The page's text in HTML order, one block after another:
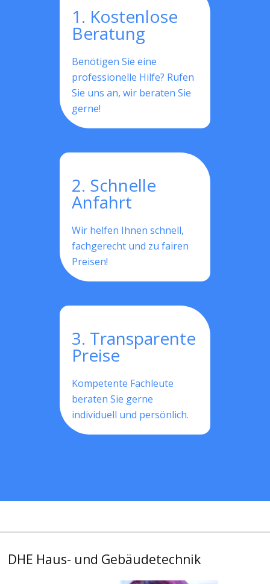
1. Kostenlose
Beratung
Benötigen Sie eine
professionelle Hilfe? Rufen
Sie uns an, wir beraten Sie
gerne!
2. Schnelle
Anfahrt
Wir helfen Ihnen schnell,
fachgerecht und zu fairen
Preisen!
3. Transparente
Preise
Kompetente Fachleute
beraten Sie gerne
individuell und persönlich.
DHE Haus- und Gebäudetechnik